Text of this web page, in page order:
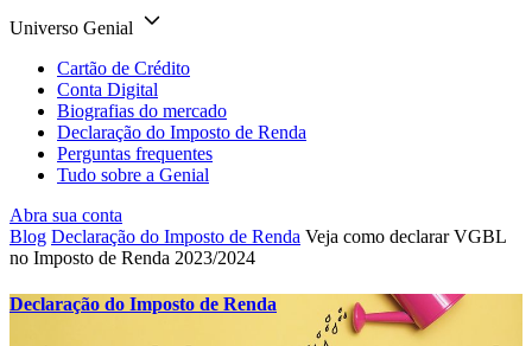
Universo Genial
Cartão de Crédito
Conta Digital
Biografias do mercado
Declaração do Imposto de Renda
Perguntas frequentes
Tudo sobre a Genial
Abra sua conta
Blog Declaração do Imposto de Renda Veja como declarar VGBL
no Imposto de Renda 2023/2024
Declaração do Imposto de Renda